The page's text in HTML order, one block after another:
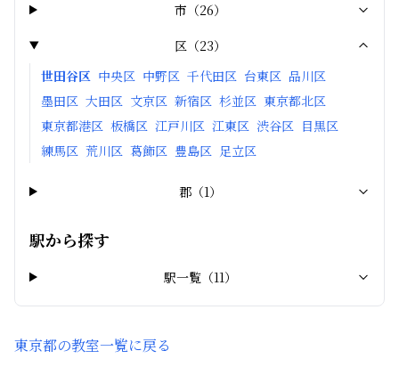
市 （26）
区 （23）
世田谷区 中央区 中野区 千代田区 台東区 品川区
墨田区 大田区 文京区 新宿区 杉並区 東京都北区
東京都港区 板橋区 江戸川区 江東区 渋谷区 目黒区
練馬区 荒川区 葛飾区 豊島区 足立区
郡 （1）
駅から探す
駅一覧（11）
東京都の教室一覧に戻る